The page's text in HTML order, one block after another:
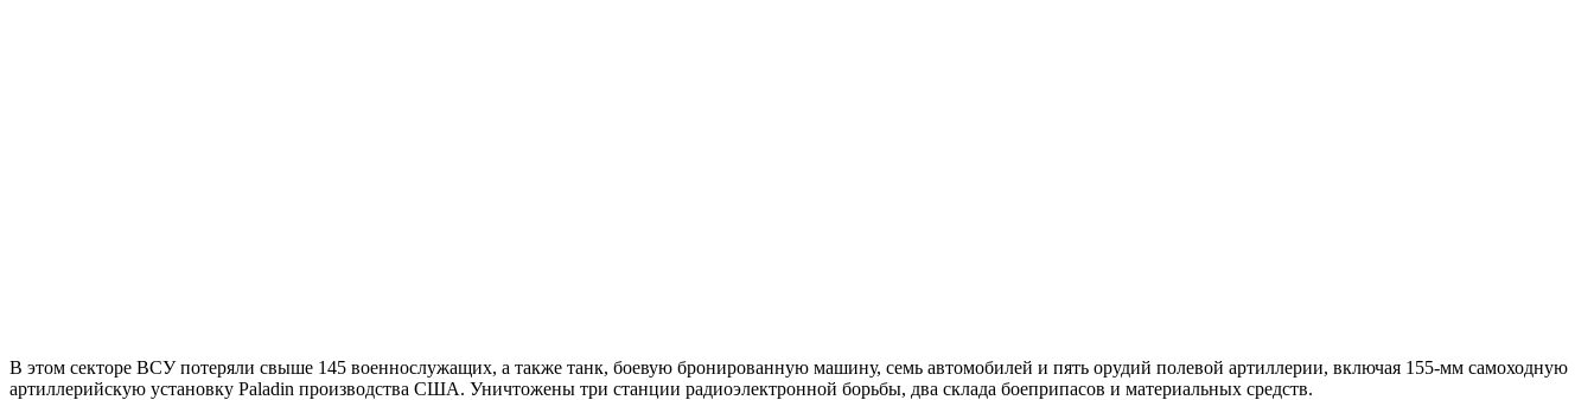
В этом секторе ВСУ потеряли свыше 145 военнослужащих, а также танк, боевую бронированную машину, семь автомобилей и пять орудий полевой артиллерии, включая 155-мм самоходную
артиллерийскую установку Paladin производства США. Уничтожены три станции радиоэлектронной борьбы, два склада боеприпасов и материальных средств.